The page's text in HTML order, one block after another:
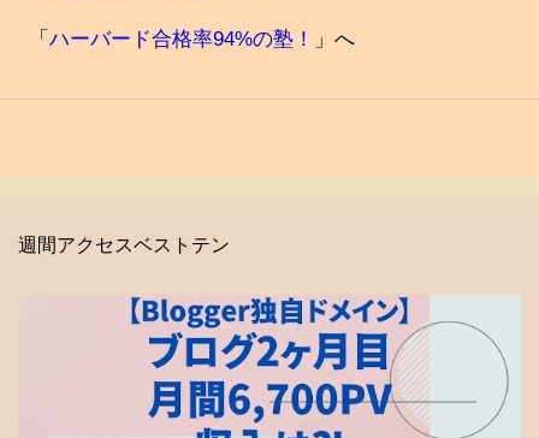
「 ハーバード合格率94%の塾！ 」へ
週間アクセスベストテン